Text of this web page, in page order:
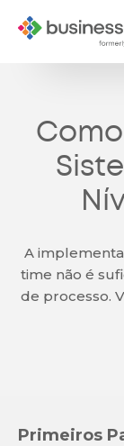
A
time não é
de processo.
Primeiros